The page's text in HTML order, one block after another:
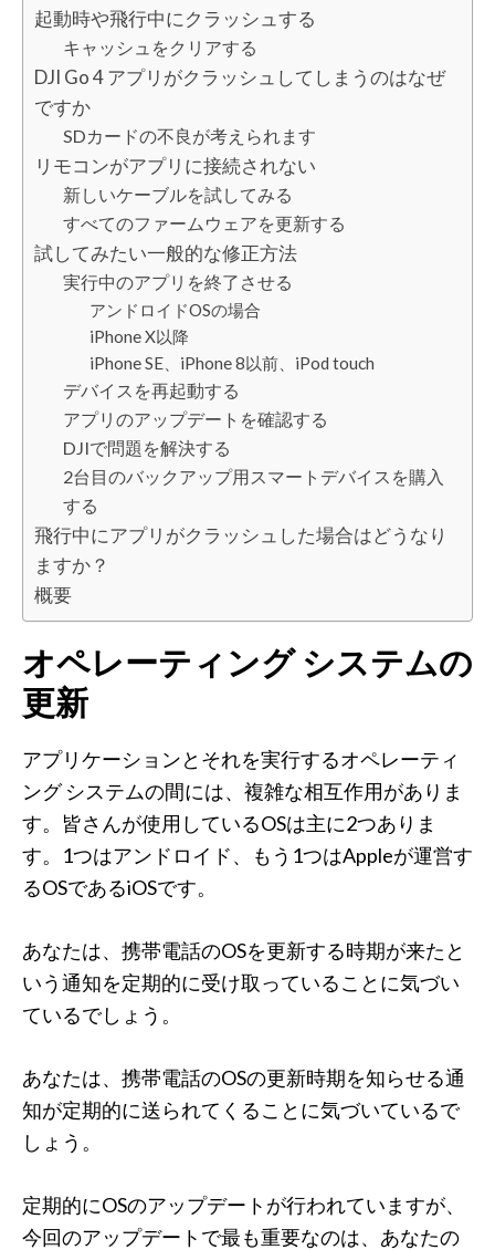
起動時や飛行中にクラッシュする
キャッシュをクリアする
DJI Go 4 アプリがクラッシュしてしまうのはなぜ
ですか
SDカードの不良が考えられます
リモコンがアプリに接続されない
新しいケーブルを試してみる
すべてのファームウェアを更新する
試してみたい一般的な修正方法
実行中のアプリを終了させる
アンドロイドOSの場合
iPhone X以降
iPhone SE、iPhone 8以前、iPod touch
デバイスを再起動する
アプリのアップデートを確認する
DJIで問題を解決する
2台目のバックアップ用スマートデバイスを購入
する
飛行中にアプリがクラッシュした場合はどうなり
ますか？
概要
オペレーティング システムの
更新
アプリケーションとそれを実行するオペレーティ
ング システムの間には、複雑な相互作用がありま
す。皆さんが使用しているOSは主に2つありま
す。1つはアンドロイド、もう1つはAppleが運営す
るOSであるiOSです。
あなたは、携帯電話のOSを更新する時期が来たと
いう通知を定期的に受け取っていることに気づい
ているでしょう。
あなたは、携帯電話のOSの更新時期を知らせる通
知が定期的に送られてくることに気づいているで
しょう。
定期的にOSのアップデートが行われていますが、
今回のアップデートで最も重要なのは、あなたの